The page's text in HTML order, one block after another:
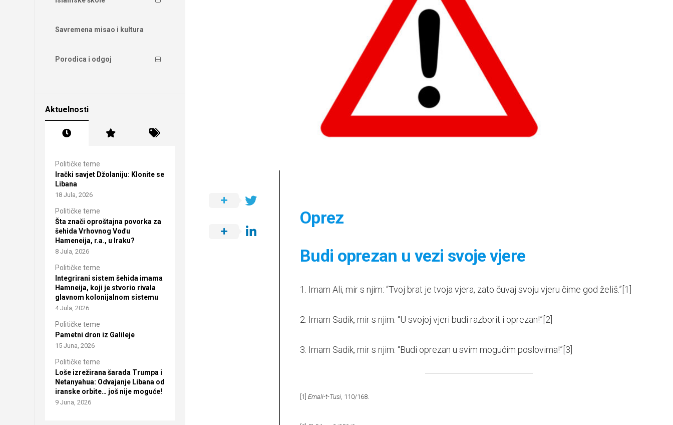
Oprez
Budi oprezan u vezi svoje vjere
1. Imam Ali, mir s njim: “Tvoj brat je tvoja vjera, zato čuvaj svoju vjeru čime god želiš.” [1]
2. Imam Sadik, mir s njim: “U svojoj vjeri budi razborit i oprezan!” [2]
3. Imam Sadik, mir s njim: “Budi oprezan u svim mogućim poslovima!” [3]
[1] Emali-t-Tusi , 110/168.
Savremena misao i kultura
Porodica i odgoj
Aktuelnosti
Političke teme
Irački savjet Džolaniju: Klonite se
Libana
18 Jula, 2026
Političke teme
Šta znači oproštajna povorka za
šehida Vrhovnog Vođu
Hameneija, r.a., u Iraku?
8 Jula, 2026
Političke teme
Integrirani sistem šehida imama
Hamneija, koji je stvorio rivala
glavnom kolonijalnom sistemu
4 Jula, 2026
Političke teme
Pametni dron iz Galileje
15 Juna, 2026
Političke teme
Loše izrežirana šarada Trumpa i
Netanyahua: Odvajanje Libana od
iranske orbite… još nije moguće!
9 Juna, 2026